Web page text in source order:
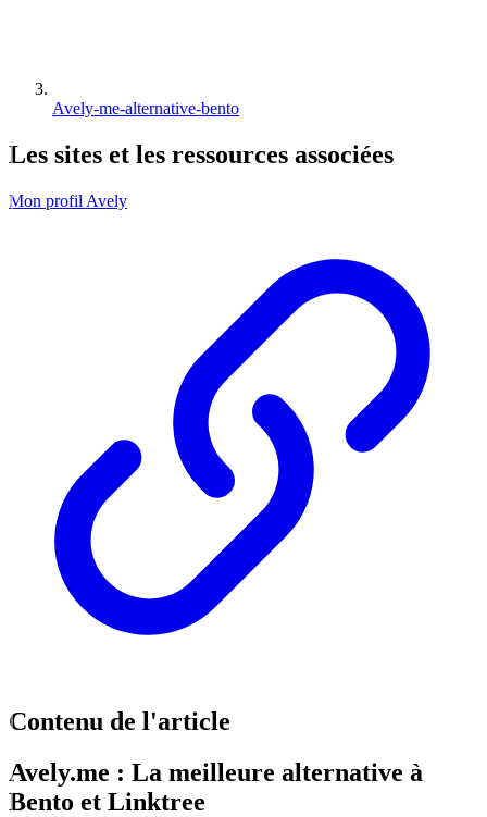
Avely-me-alternative-bento
Les sites et les ressources associées
Mon profil Avely
Contenu de l'article
Avely.me : La meilleure alternative à
Bento et Linktree